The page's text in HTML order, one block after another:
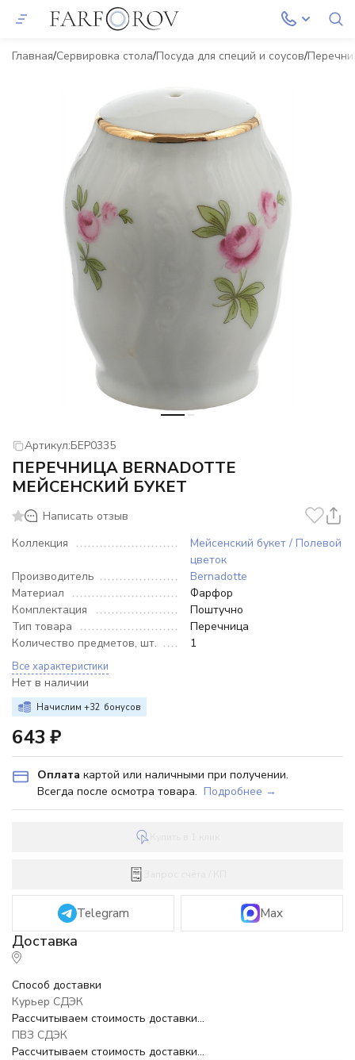
Главная Сервировка стола Посуда для специй и соусов
Артикул:БЕР0335
ПЕРЕЧНИЦА BERNADOTTE
МЕЙСЕНСКИЙ БУКЕТ
Написать отзыв
Коллекция
Мейсенский букет / Полевой
цветок
Производитель
Bernadotte
Материал
Фарфор
Комплектация
Поштучно
Тип товара
Перечница
Количество предметов, шт.
1
Все характеристики
Нет в наличии
Начислим +32 бонусов
643 ₽
Оплата картой или наличными при получении.
Всегда после осмотра товара. Подробнее →
Telegram Max
Способ доставки
Курьер СДЭК
Рассчитываем стоимость доставки...
ПВЗ СДЭК
Рассчитываем стоимость доставки...